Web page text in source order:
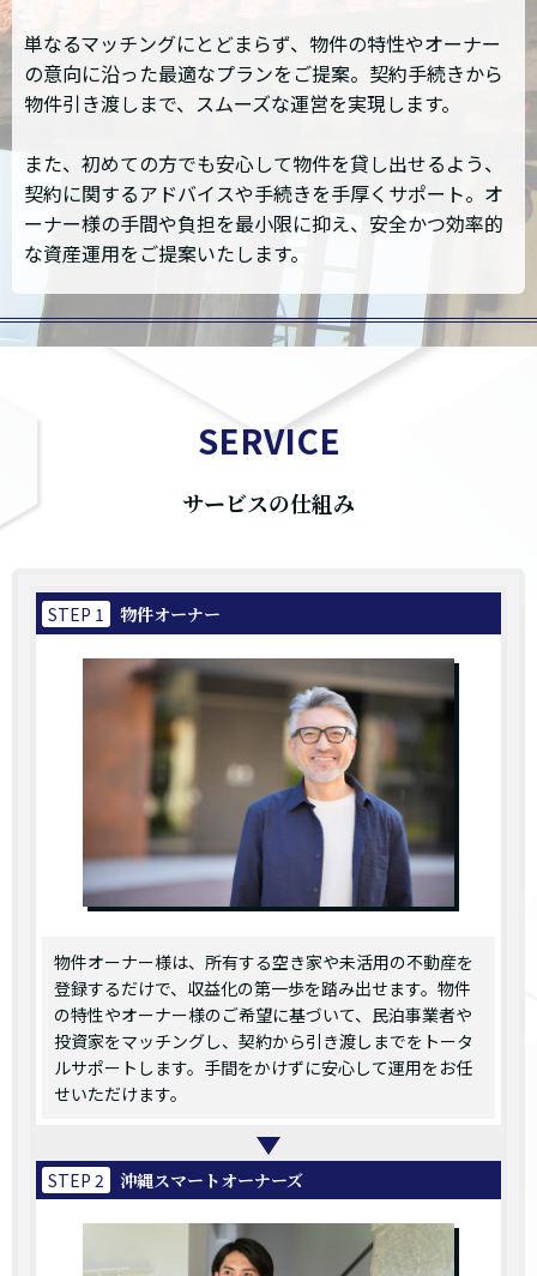
単なるマッチングにとどまらず、物件の特性やオーナー
の意向に沿った最適なプランをご提案。契約手続きから
物件引き渡しまで、スムーズな運営を実現します。
また、初めての方でも安心して物件を貸し出せるよう、
契約に関するアドバイスや手続きを手厚くサポート。オ
ーナー様の手間や負担を最小限に抑え、安全かつ効率的
な資産運用をご提案いたします。
SERVICE
サービスの仕組み
STEP 1 物件オーナー
物件オーナー様は、所有する空き家や未活用の不動産を
登録するだけで、収益化の第一歩を踏み出せます。物件
の特性やオーナー様のご希望に基づいて、民泊事業者や
投資家をマッチングし、契約から引き渡しまでをトータ
ルサポートします。手間をかけずに安心して運用をお任
せいただけます。
STEP 2 沖縄スマートオーナーズ